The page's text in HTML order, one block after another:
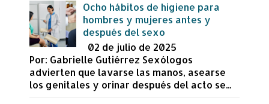
Ocho hábitos de higiene para
hombres y mujeres antes y
después del sexo
02 de julio de 2025
Por: Gabrielle Gutiérrez Sexólogos
advierten que lavarse las manos, asearse
los genitales y orinar después del acto se...